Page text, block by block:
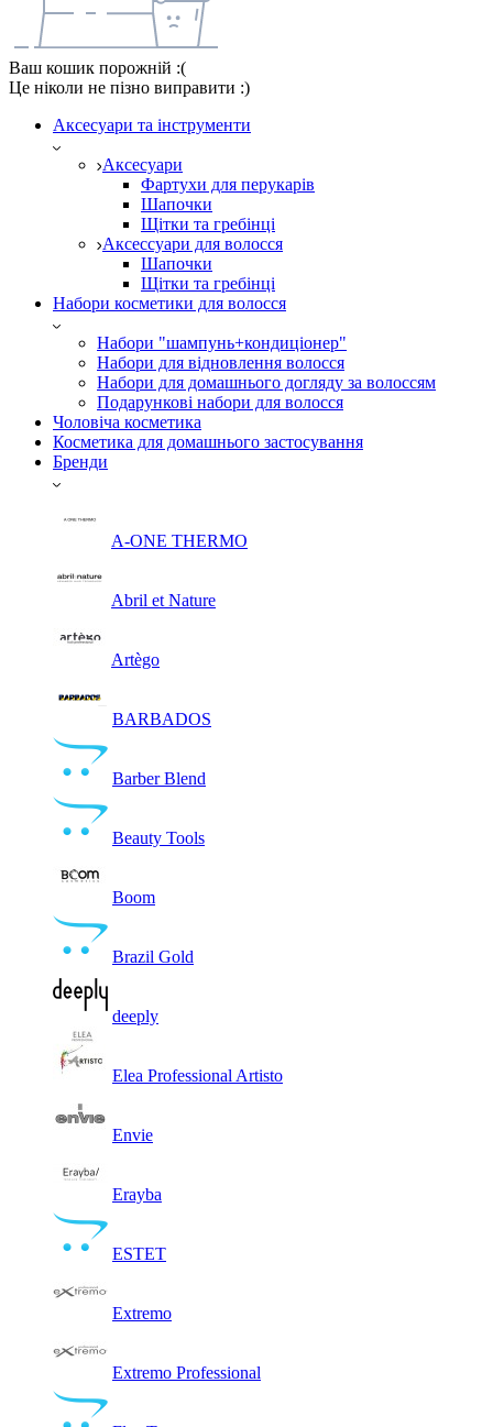
Ваш кошик порожній :(
Це ніколи не пізно виправити :)
Аксесуари та інструменти
Аксесуари
Фартухи для перукарів
Шапочки
Щітки та гребінці
Аксессуари для волосся
Шапочки
Щітки та гребінці
Набори косметики для волосся
Набори "шампунь+кондиціонер"
Набори для відновлення волосся
Набори для домашнього догляду за волоссям
Подарункові набори для волосся
Чоловіча косметика
Косметика для домашнього застосування
Бренди
A-ONE THERMO
Abril et Nature
Artègo
BARBADOS
Barber Blend
Beauty Tools
Boom
Brazil Gold
deeply
Elea Professional Artisto
Envie
Erayba
ESTET
Extremo
Extremo Professional